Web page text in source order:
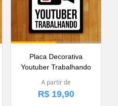
Placa Decorativa
Youtuber Trabalhando
A partir de
R$ 19,90